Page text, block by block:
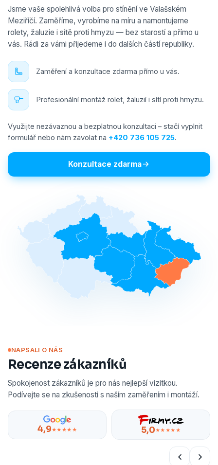
Jsme vaše spolehlivá volba pro stínění ve Valašském
Meziříčí. Zaměříme, vyrobíme na míru a namontujeme
rolety, žaluzie i sítě proti hmyzu — bez starostí a přímo u
vás. Rádi za vámi přijedeme i do dalších částí republiky.
Zaměření a konzultace zdarma přímo u vás.
Profesionální montáž rolet, žaluzií i sítí proti hmyzu.
Využijte nezávaznou a bezplatnou konzultaci – stačí vyplnit
formulář nebo nám zavolat na +420 736 105 725.
Konzultace zdarma
NAPSALI O NÁS
Recenze zákazníků
Spokojenost zákazníků je pro nás nejlepší vizitkou.
Podívejte se na zkušenosti s naším zaměřením i montáží.
4,9★★★★★ 5,0★★★★★